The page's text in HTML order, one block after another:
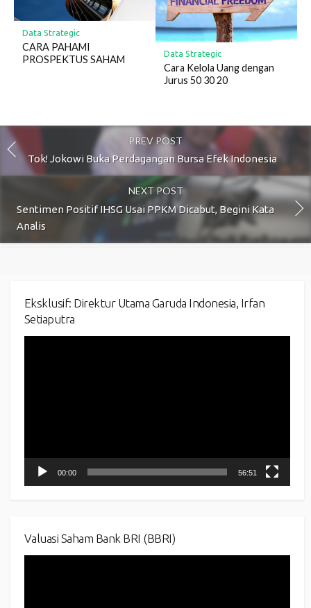
Data Strategic
CARA PAHAMI
PROSPEKTUS SAHAM
Data Strategic
Cara Kelola Uang dengan
Jurus 50 30 20
PREV POST
Tok! Jokowi Buka Perdagangan Bursa Efek Indonesia
NEXT POST
Sentimen Positif IHSG Usai PPKM Dicabut, Begini Kata
Analis
Eksklusif: Direktur Utama Garuda Indonesia, Irfan
Setiaputra
00:00 56:51
Valuasi Saham Bank BRI (BBRI)